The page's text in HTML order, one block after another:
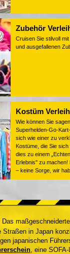
Zubehör
Cruisen Sie stilvoll
und ausgefallenen
Kostüm Verleih
Wie können Sie
Superhelden-Go-
sich wie einer zu
Kostüme, die Sie
dies zu einem
Erlebnis" zu machen!
– keine Sorge, wir
Das
Straßen in Japan
japanischen
, eine